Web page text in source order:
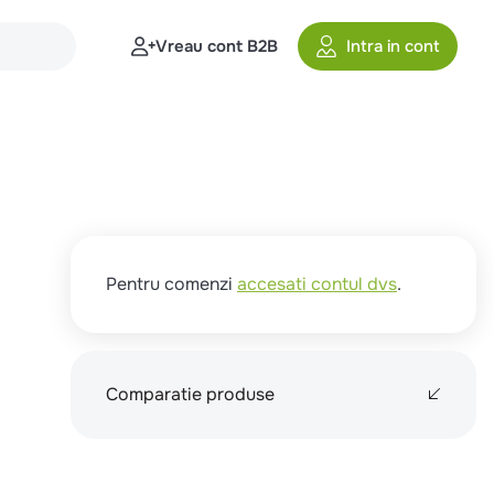
Vreau cont B2B Intra in cont
Pentru comenzi accesati contul dvs.
Comparatie produse